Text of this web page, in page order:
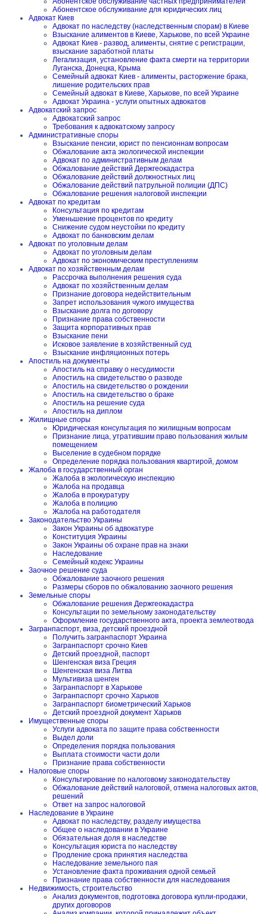
Абонентское обслуживание для юридических лиц
Адвокат Киев
Адвокат по наследству (наследственным спорам) в Киеве
Взыскание алиментов в Киеве, Харькове, по всей Украине
Адвокат Киев - развод, алименты, снятие с регистрации,
взыскание заработной платы
Легализация, установление факта смерти на территории
Луганска, Донецка, Крыма
Семейный адвокат Киев - алименты, расторжение брака,
лишение родительских прав
Семейный адвокат в Киеве, Харькове, по всей Украине
Адвокат Украина - услуги опытных адвокатов
Адвокатский запрос
Адвокатский запрос
Требования к адвокатскому запросу
Административные споры
Взыскание пенсии, юрист по пенсионнам вопросам
Обжалование акта экологической инспекции
Адвокат по административным делам
Обжалование действий Держгеокадастра
Обжалование действий должностных лиц
Обжалование действий патрульной полиции (ДПС)
Обжалование решения налоговой инспекции
Адвокат по кредитам
Консультация по кредитам
Уменьшение процентов по кредиту
Снижение судом неустойки по кредиту
Адвокат по банковским делам
Адвокат по уголовным делам
Адвокат по уголовным делам
Адвокат по экономическим преступлениям
Адвокат по хозяйственным делам
Рассрочка выполнения решения суда
Адвокат по хозяйственным делам
Признание договора недействительным
Запрет использования чужого имущества
Взыскание долга по договору
Признание права собственности
Защита корпоративных прав
Взыскание пени
Исковое заявление в хозяйственный суд
Взыскание инфляционных потерь
Апостиль на документы
Апостиль на справку о несудимости
Апостиль на свидетельство о разводе
Апостиль на свидетельство о рождении
Апостиль на свидетельство о браке
Апостиль на решение суда
Апостиль на диплом
Жилищные споры
Юридическая консультация по жилищным вопросам
Признание лица, утратившим право пользования жилым
помещением
Выселение в судебном порядке
Определение порядка пользования квартирой, домом
Жалоба в государственный орган
Жалоба в экологическую инспекцию
Жалоба на продавца
Жалоба в прокуратуру
Жалоба в полицию
Жалоба на работодателя
Законодательство Украины
Закон Украины об адвокатуре
Конституция Украины
Закон Украины об охране прав на знаки
Наследование
Семейный кодекс Украины
Заочное решение суда
Обжалование заочного решения
Размеры сборов по обжалованию заочного решения
Земельные споры
Обжалование решения Держгеокадастра
Консультации по земельному законодательству
Оформление государственного акта, проекта землеотвода
Загранпаспорт, виза, детский проездной
Получить загранпаспорт Украина
Загранпаспорт срочно Киев
Детский проездной, паспорт
Шенгенская виза Греция
Шенгенская виза Литва
Мультивиза шенген
Загранпаспорт в Харькове
Загранпаспорт срочно Харьков
Загранпаспорт биометрический Харьков
Детский проездной документ Харьков
Имущественные споры
Услуги адвоката по защите права собственности
Выдел доли
Определения порядка пользования
Выплата стоимости части доли
Признание права собственности
Налоговые споры
Консультирование по налоговому законодательству
Обжалование действий налоговой, отмена налоговых актов,
решений
Ответ на запрос налоговой
Наследование в Украине
Адвокат по наследству, разделу имущества
Общее о наследовании в Украине
Обязательная доля в наследстве
Консультация юриста по наследству
Продление срока принятия наследства
Наследование земельного пая
Установление факта проживания одной семьей
Признание права собственности для наследования
Недвижимость, строительство
Анализ документов, подготовка договора купли-продажи,
других договоров